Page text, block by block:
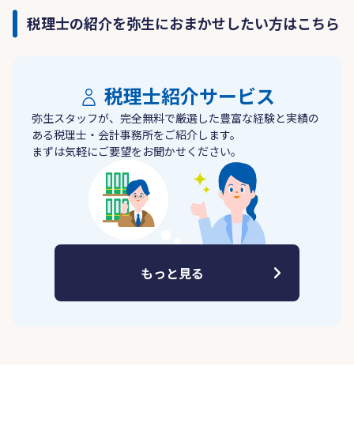
税理士の紹介を弥生におまかせしたい方はこちら
税理士紹介サービス
弥生スタッフが、完全無料で厳選した豊富な経験と実績の
ある税理士・会計事務所をご紹介します。
まずは気軽にご要望をお聞かせください。
もっと見る